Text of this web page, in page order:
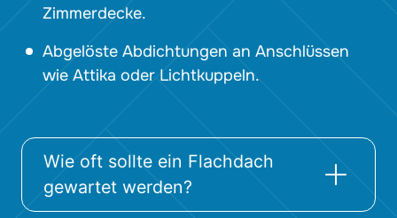
Zimmerdecke.
Abgelöste Abdichtungen an Anschlüssen
wie Attika oder Licht­kuppeln.
Wie oft sollte ein Flachdach
gewartet werden?